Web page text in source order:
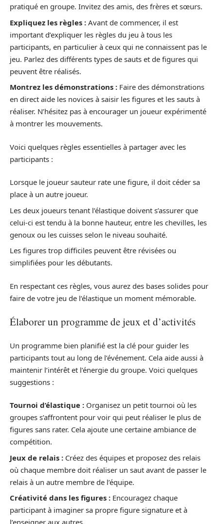
pratiqué en groupe. Invitez des amis, des frères et sœurs.
Expliquez les règles : Avant de commencer, il est
important d’expliquer les règles du jeu à tous les
participants, en particulier à ceux qui ne connaissent pas le
jeu. Parlez des différents types de sauts et de figures qui
peuvent être réalisés.
Montrez les démonstrations : Faire des démonstrations
en direct aide les novices à saisir les figures et les sauts à
réaliser. N’hésitez pas à encourager un joueur expérimenté
à montrer les mouvements.
Voici quelques règles essentielles à partager avec les
participants :
Lorsque le joueur sauteur rate une figure, il doit céder sa
place à un autre joueur.
Les deux joueurs tenant l’élastique doivent s’assurer que
celui-ci est tendu à la bonne hauteur, entre les chevilles, les
genoux ou les cuisses selon le niveau souhaité.
Les figures trop difficiles peuvent être révisées ou
simplifiées pour les débutants.
En respectant ces règles, vous aurez des bases solides pour
faire de votre jeu de l’élastique un moment mémorable.
Élaborer un programme de jeux et d’activités
Un programme bien planifié est la clé pour guider les
participants tout au long de l’événement. Cela aide aussi à
maintenir l’intérêt et l’énergie du groupe. Voici quelques
suggestions :
Tournoi d’élastique : Organisez un petit tournoi où les
groupes s’affrontent pour voir qui peut réaliser le plus de
figures sans rater. Cela ajoute une certaine ambiance de
compétition.
Jeux de relais : Créez des équipes et proposez des relais
où chaque membre doit réaliser un saut avant de passer le
relais à un autre membre de l’équipe.
Créativité dans les figures : Encouragez chaque
participant à imaginer sa propre figure signature et à